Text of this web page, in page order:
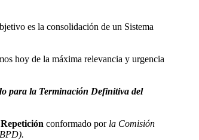
es la consolidación de un Sistema
hoy de la máxima relevancia y urgencia
para la Terminación Definitiva del
conformado por la Comisión